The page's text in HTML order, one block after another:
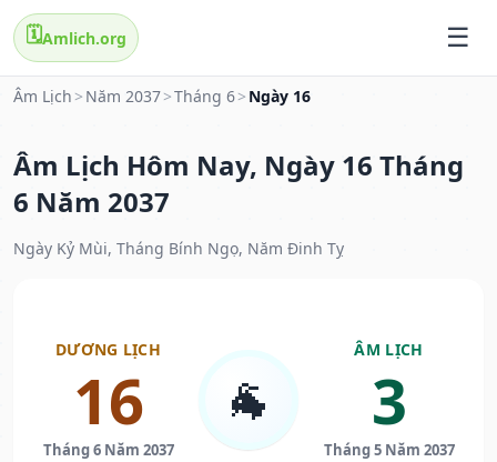
🗓️Amlich.org
Âm Lịch > Năm 2037>Tháng 6> Ngày 16
Âm Lịch Hôm Nay, Ngày 16 Tháng
6 Năm 2037
Ngày Kỷ Mùi, Tháng Bính Ngọ, Năm Đinh Tỵ
DƯƠNG LỊCH
16
Tháng 6 Năm 2037
🐐
ÂM LỊCH
3
Tháng 5 Năm 2037